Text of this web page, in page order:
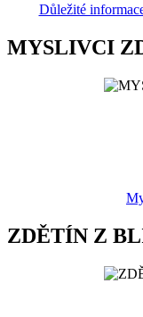
Důležité
MYSLIVCI
ZDĚTÍN Z